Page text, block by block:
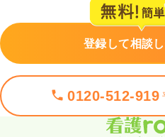
登録して相談
0120-512-919